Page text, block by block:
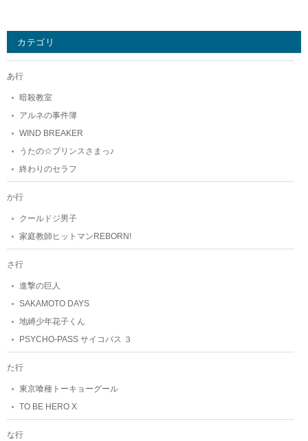
カテゴリ
あ行
暗殺教室
アルネの事件簿
WIND BREAKER
うたの☆プリンスさまっ♪
終わりのセラフ
か行
クールドジ男子
家庭教師ヒットマンREBORN!
さ行
進撃の巨人
SAKAMOTO DAYS
地縛少年花子くん
PSYCHO-PASS サイコパス ３
た行
東京喰種トーキョーグール
TO BE HERO X
な行